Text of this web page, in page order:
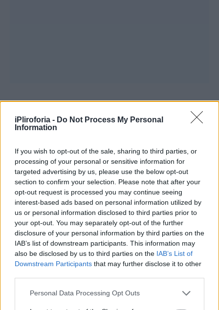
iPliroforia - Do Not Process My Personal
Information
If you wish to opt-out of the sale, sharing to third parties, or
processing of your personal or sensitive information for
targeted advertising by us, please use the below opt-out
section to confirm your selection. Please note that after your
opt-out request is processed you may continue seeing
interest-based ads based on personal information utilized by
us or personal information disclosed to third parties prior to
your opt-out. You may separately opt-out of the further
disclosure of your personal information by third parties on the
IAB’s list of downstream participants. This information may
also be disclosed by us to third parties on the IAB’s List of
Downstream Participants that may further disclose it to other
Personal Data Processing Opt Outs
Η28χρονηευτυχώς είναι εκτός
κινδύνου
Η28χρονηευτυχώς είναι εκτός κινδύνου
οποίο κατέληξε. Δίπλα στην 28χρονη γυναίκα